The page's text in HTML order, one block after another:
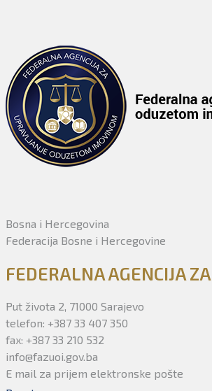
Bosna i Hercegovina
Federacija Bosne i Hercegovine
FEDERALNA AGENCIJA
Put života 2, 71000 Sarajevo
telefon: +387 33 407 350
fax: +387 33 210 532
info@fazuoi.gov.ba
E mail za prijem elektronske pošte